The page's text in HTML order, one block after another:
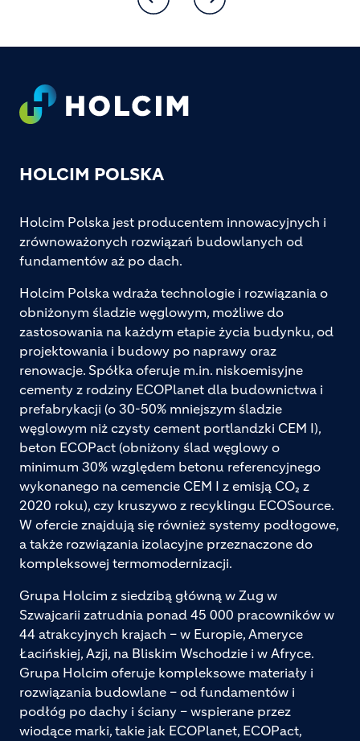
Footer
HOLCIM POLSKA
Holcim Polska jest producentem innowacyjnych i
zrównoważonych rozwiązań budowlanych od
fundamentów aż po dach.
Holcim Polska wdraża technologie i rozwiązania o
obniżonym śladzie węglowym, możliwe do
zastosowania na każdym etapie życia budynku, od
projektowania i budowy po naprawy oraz
renowacje. Spółka oferuje m.in. niskoemisyjne
cementy z rodziny ECOPlanet dla budownictwa i
prefabrykacji (o 30-50% mniejszym śladzie
węglowym niż czysty cement portlandzki CEM I),
beton ECOPact (obniżony ślad węglowy o
minimum 30% względem betonu referencyjnego
wykonanego na cemencie CEM I z emisją CO₂ z
2020 roku), czy kruszywo z recyklingu ECOSource.
W ofercie znajdują się również systemy podłogowe,
a także rozwiązania izolacyjne przeznaczone do
kompleksowej termomodernizacji.
Grupa Holcim z siedzibą główną w Zug w
Szwajcarii zatrudnia ponad 45 000 pracowników w
44 atrakcyjnych krajach – w Europie, Ameryce
Łacińskiej, Azji, na Bliskim Wschodzie i w Afryce.
Grupa Holcim oferuje kompleksowe materiały i
rozwiązania budowlane – od fundamentów i
podłóg po dachy i ściany – wspierane przez
wiodące marki, takie jak ECOPlanet, ECOPact,